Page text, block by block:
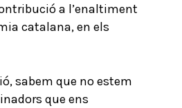
a l’enaltiment
catalana, en els
sabem que no estem
que ens